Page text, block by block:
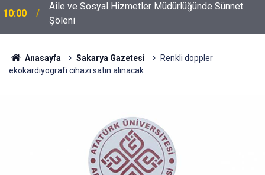
10:00
Aile ve Sosyal Hizmetler Müdürlüğünde Sünnet
Şöleni
Anasayfa Sakarya Gazetesi
Renkli doppler
ekokardiyografi cihazı satın alınacak